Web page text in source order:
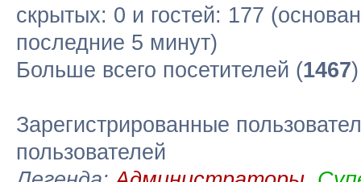
скрытых: 0 и гостей: 177
последние 5 минут)
Больше всего посетителей (1467
Зарегистрированные
пользователей